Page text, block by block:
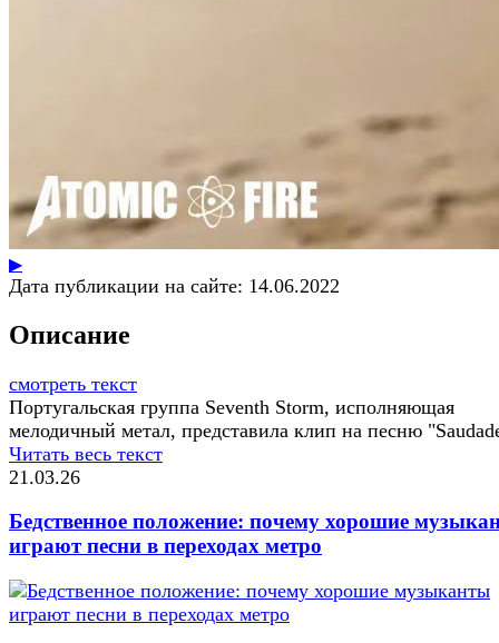
▶
Дата публикации на сайте: 14.06.2022
Описание
смотреть текст
Португальская группа Seventh Storm, исполняющая
мелодичный метал, представила клип на песню
Читать весь текст
21.03.26
Бедственное положение: почему хорошие
играют песни в переходах метро